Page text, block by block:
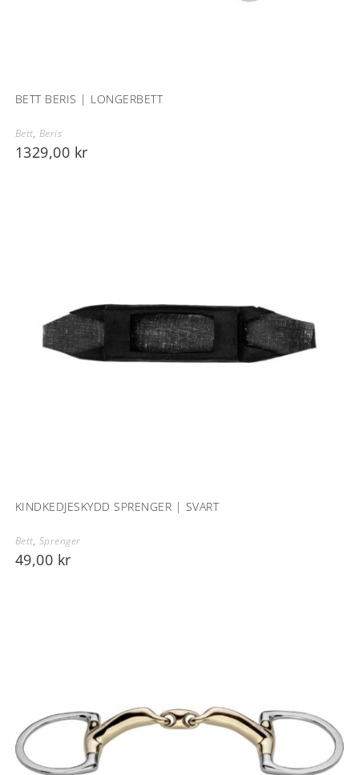
BETT BERIS | LONGERBETT
Bett, Beris
1329,00 kr
KINDKEDJESKYDD SPRENGER | SVART
Bett, Sprenger
49,00 kr